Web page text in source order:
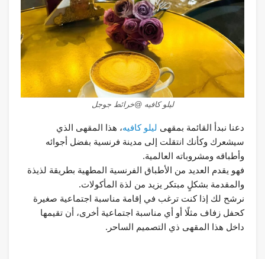
ليلو كافيه @خرائط جوجل
دعنا نبدأ القائمة بمقهى ليلو كافيه، هذا المقهى الذي
سيشعرك وكأنك انتقلت إلى مدينة فرنسية بفضل أجوائه
وأطباقه ومشروباته العالمية.
فهو يقدم العديد من الأطباق الفرنسية المطهية بطريقة لذيذة
والمقدمة بشكلٍ مبتكر يزيد من لذة المأكولات.
نرشح لك إذا كنت ترغب في إقامة مناسبة اجتماعية صغيرة
كحفل زفاف مثلًا أو أي مناسبة اجتماعية أخرى، أن تقيمها
داخل هذا المقهى ذي التصميم الساحر.